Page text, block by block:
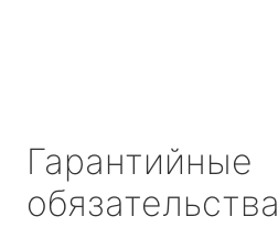
Гарантийные
обязательства